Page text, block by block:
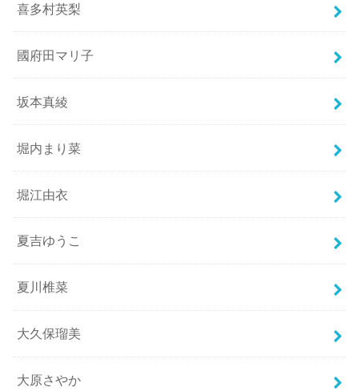
喜多村英梨
國府田マリ子
坂本真綾
堀内まり菜
堀江由衣
夏吉ゆうこ
夏川椎菜
大久保瑠美
大原さやか